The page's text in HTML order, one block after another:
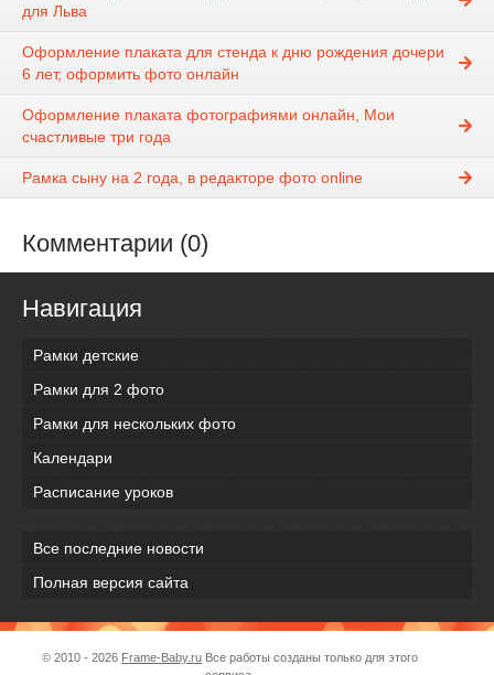
для Льва
Оформление плаката для стенда к дню рождения дочери
6 лет, оформить фото онлайн
Оформление плаката фотографиями онлайн, Мои
счастливые три года
Рамка сыну на 2 года, в редакторе фото online
Комментарии (0)
Навигация
Рамки детские
Рамки для 2 фото
Рамки для нескольких фото
Календари
Расписание уроков
Все последние новости
Полная версия сайта
© 2010 - 2026 Frame-Baby.ru Все работы созданы только для этого